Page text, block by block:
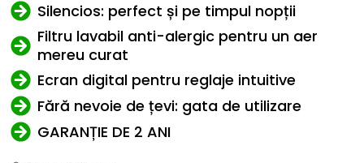
Silencios: perfect și pe timpul nopții
Filtru lavabil anti-alergic pentru un aer
mereu curat
Ecran digital pentru reglaje intuitive
Fără nevoie de țevi: gata de utilizare
GARANȚIE DE 2 ANI